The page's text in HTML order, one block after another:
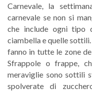
Carnevale, la
carnevale se non si
che include ogni tipo
ciambella e quelle
fanno in tutte le zone
Sfrappole o frappe,
meraviglie sono sottili
spolverate di